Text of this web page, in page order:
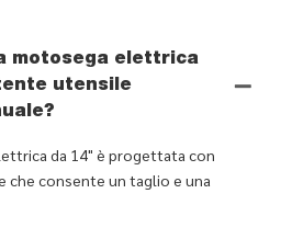
motosega elettrica
utensile
da 14" è progettata con
consente un taglio e una